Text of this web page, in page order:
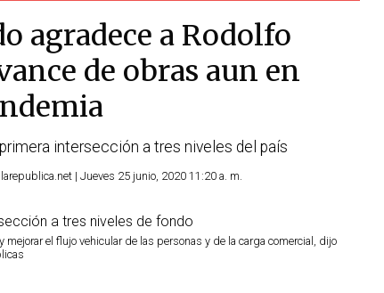
agradece a Rodolfo
de obras aun en
intersección a tres niveles del país
| Jueves 25 junio, 2020 11:20 a. m.
el flujo vehicular de las personas y de la carga comercial, dijo